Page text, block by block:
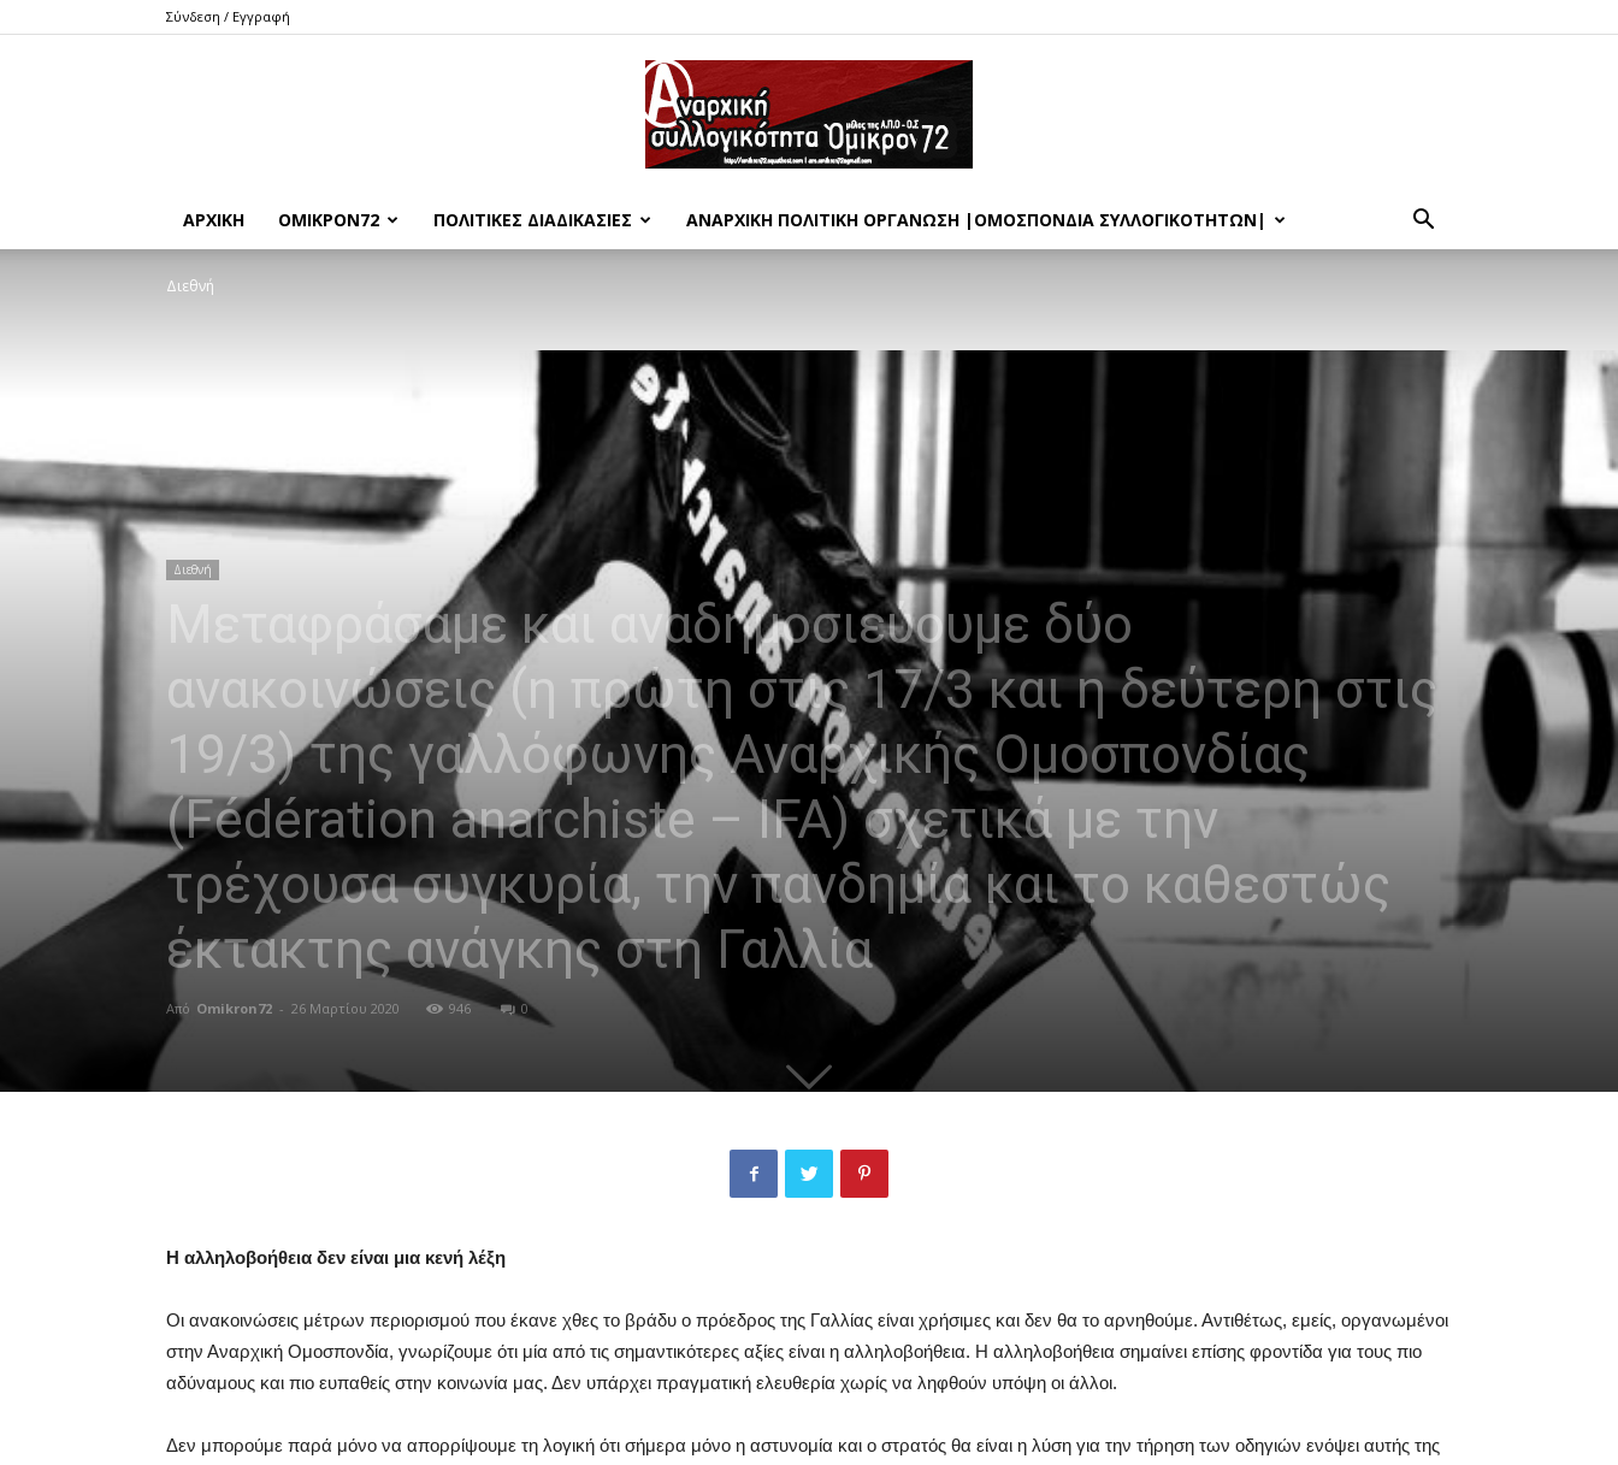
Σύνδεση / Εγγραφή
Όμικρον72
ΑΡΧΙΚΉ ΌΜΙΚΡΟΝ72 ΠΟΛΙΤΙΚΈΣ ΔΙΑΔΙΚΑΣΊΕΣ ΑΝΑΡΧΙΚΉ ΠΟΛΙΤΙΚΉ ΟΡΓΆΝΩΣΗ |ΟΜΟΣΠΟΝΔΊΑ ΣΥΛΛΟΓΙΚΟΤΉΤΩΝ|
Διεθνή
Διεθνή
Μεταφράσαμε και αναδημοσιεύουμε δύο
ανακοινώσεις (η πρώτη στις 17/3 και η δεύτερη στις
19/3) της γαλλόφωνης Αναρχικής Ομοσπονδίας
(Fédération anarchiste – IFA) σχετικά με την
τρέχουσα συγκυρία, την πανδημία και το καθεστώς
έκτακτης ανάγκης στη Γαλλία
Από Omikron72 - 26 Μαρτίου 2020 946 0
Η αλληλοβοήθεια δεν είναι μια κενή λέξη
Οι ανακοινώσεις μέτρων περιορισμού που έκανε χθες το βράδυ ο πρόεδρος της Γαλλίας είναι χρήσιμες και δεν θα το αρνηθούμε. Αντιθέτως, εμείς, οργανωμένοι
στην Αναρχική Ομοσπονδία, γνωρίζουμε ότι μία από τις σημαντικότερες αξίες είναι η αλληλοβοήθεια. Η αλληλοβοήθεια σημαίνει επίσης φροντίδα για τους πιο
αδύναμους και πιο ευπαθείς στην κοινωνία μας. Δεν υπάρχει πραγματική ελευθερία χωρίς να ληφθούν υπόψη οι άλλοι.
Δεν μπορούμε παρά μόνο να απορρίψουμε τη λογική ότι σήμερα μόνο η αστυνομία και ο στρατός θα είναι η λύση για την τήρηση των οδηγιών ενόψει αυτής της